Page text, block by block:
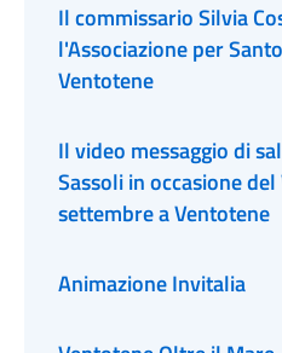
Il commissario Silvia
l'Associazione per
Ventotene
Il video messaggio di
Sassoli in occasione
settembre a Ventotene
Animazione Invitalia